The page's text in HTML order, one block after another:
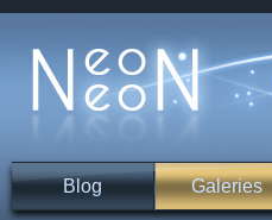
Blog Galeries